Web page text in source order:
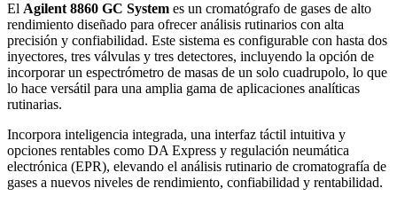
El Agilent 8860 GC System es un cromatógrafo de gases de alto
rendimiento diseñado para ofrecer análisis rutinarios con alta
precisión y confiabilidad. Este sistema es configurable con hasta dos
inyectores, tres válvulas y tres detectores, incluyendo la opción de
incorporar un espectrómetro de masas de un solo cuadrupolo, lo que
lo hace versátil para una amplia gama de aplicaciones analíticas
rutinarias.
Incorpora inteligencia integrada, una interfaz táctil intuitiva y
opciones rentables como DA Express y regulación neumática
electrónica (EPR), elevando el análisis rutinario de cromatografía de
gases a nuevos niveles de rendimiento, confiabilidad y rentabilidad.